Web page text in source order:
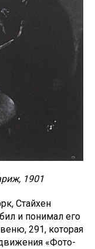
1901
Стайхен
и понимал его
291, которая
«Фото-